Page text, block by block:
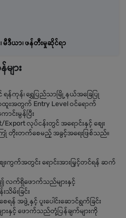
၊ မီဒီယာ၊ ဖန်တီးမှုဆိုင်ရာ
ျား
ရန်ကုန်၊ ရွှေပြည်သာမြို့နယ်အခြေပြု
ာထူးအတွက် Entry Level ဝင်ရောက်
င်းမွန်ပြီး
လုပ်ငန်းတွင် အရောင်းနှင့် စျေး
တိုးတက်စေမည့် အခွင့်အရေးဖြစ်သည်။
းကွက်အတွင်း ရောင်းအားမြှင့်တင်ရန် ဆက်
လက်ရှိဖောက်သည်များနှင့်
မ်းခြင်း
ေရန် အဖွဲ့နှင့် ပူးပေါင်းဆောင်ရွက်ခြင်း
များနှင့် ဖောက်သည်တုံ့ပြန်ချက်များကို